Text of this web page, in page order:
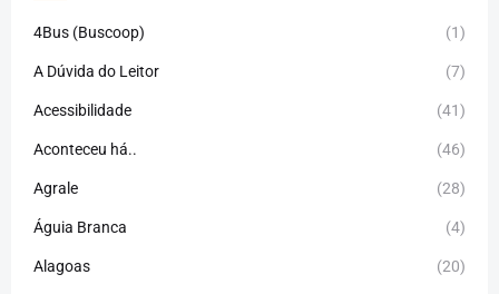
4Bus (Buscoop) (1)
A Dúvida do Leitor (7)
Acessibilidade (41)
Aconteceu há.. (46)
Agrale (28)
Águia Branca (4)
Alagoas (20)